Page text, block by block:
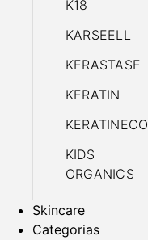
K18
KARSEELL
KERASTASE
KERATIN
KERATINECO
KIDS
ORGANICS
Skincare
Categorias